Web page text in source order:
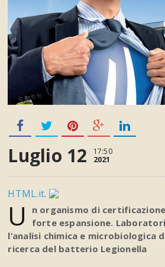
Luglio 12 17:50
2021
HTML.it.
U
n organismo di
forte espansione.
l’analisi chimica e microbiologica
ricerca del batterio Legionella